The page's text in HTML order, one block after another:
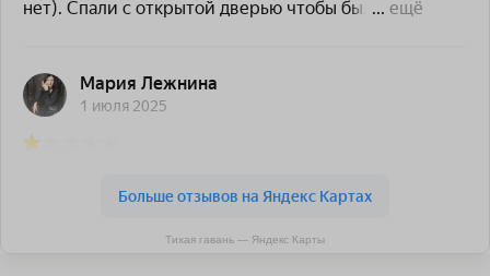
Тихая гавань — Яндекс Карты